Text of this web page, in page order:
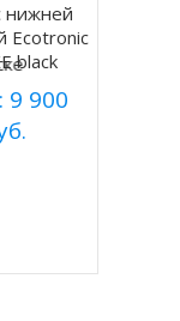
нижней
Ecotronic
black
9 900